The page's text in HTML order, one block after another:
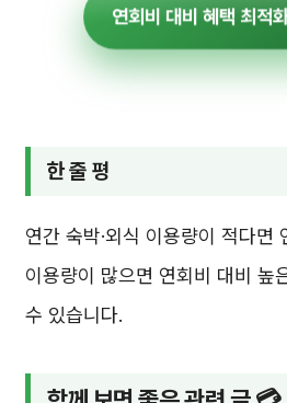
연회비 대비 혜택 최적
한 줄 평
연간 숙박·외식 이용량이 적다면
이용량이 많으면 연회비 대비 높
수 있습니다.